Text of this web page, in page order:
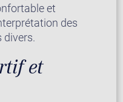
et
des
divers.
et